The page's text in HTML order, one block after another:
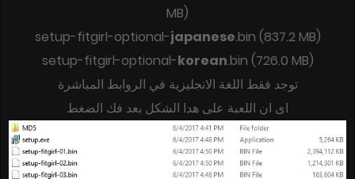
MB)
setup-fitgirl-optional-japanese.bin (837.2 MB)
setup-fitgirl-optional-korean.bin (726.0 MB)
توجد فقط اللغة الانجليزية في الروابط المباشرة
اى ان اللعبة على هدا الشكل بعد فك الضغط